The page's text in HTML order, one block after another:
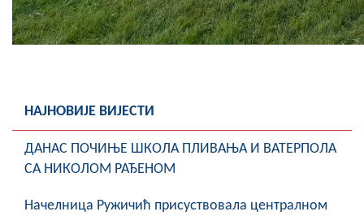
НАЈНОВИЈЕ ВИЈЕСТИ
ДАНАС ПОЧИЊЕ ШКОЛА ПЛИВАЊА И ВАТЕРПОЛА
СА НИКОЛОМ РАЂЕНОМ
Начелница Ружичић присуствовала централном